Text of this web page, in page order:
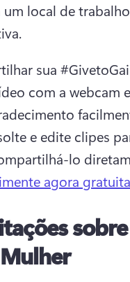
local de
sua
com a webcam
e edite clipes
lo
agora